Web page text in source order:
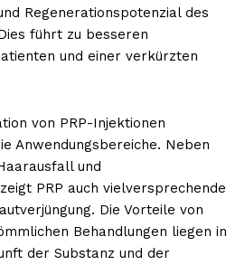
Regenerationspotenzial des
führt zu besseren
und einer verkürzten
von PRP-Injektionen
Anwendungsbereiche. Neben
und
PRP auch vielversprechende
Die Vorteile von
Behandlungen liegen in
der Substanz und der